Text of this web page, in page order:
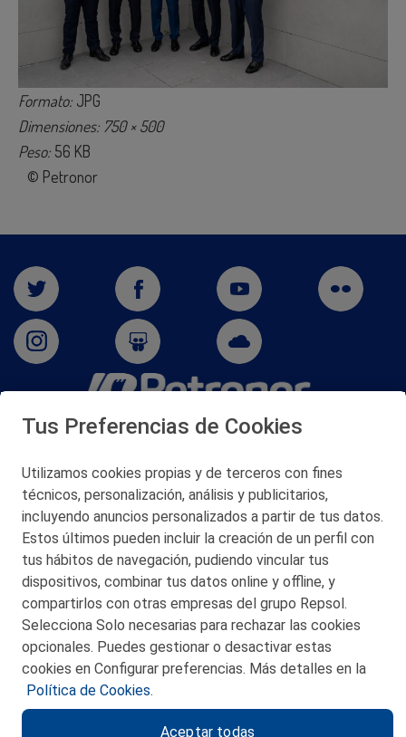
Formato: JPG
Dimensiones: 750 × 500
Peso: 56 KB
© Petronor
San Martín 5-Edificio Muñatones,
© 2026 Petronor S.A.
CONTACTO
MAPA WEB
POLITICA DE PRIVACIDAD
Tus Preferencias de Cookies
Utilizamos cookies propias y de terceros con fines
técnicos, personalización, análisis y publicitarios,
incluyendo anuncios personalizados a partir de tus datos.
Estos últimos pueden incluir la creación de un perfil con
tus hábitos de navegación, pudiendo vincular tus
dispositivos, combinar tus datos online y offline, y
compartirlos con otras empresas del grupo Repsol.
Selecciona Solo necesarias para rechazar las cookies
opcionales. Puedes gestionar o desactivar estas
cookies en Configurar preferencias. Más detalles en la
Política de Cookies.
Aceptar todas